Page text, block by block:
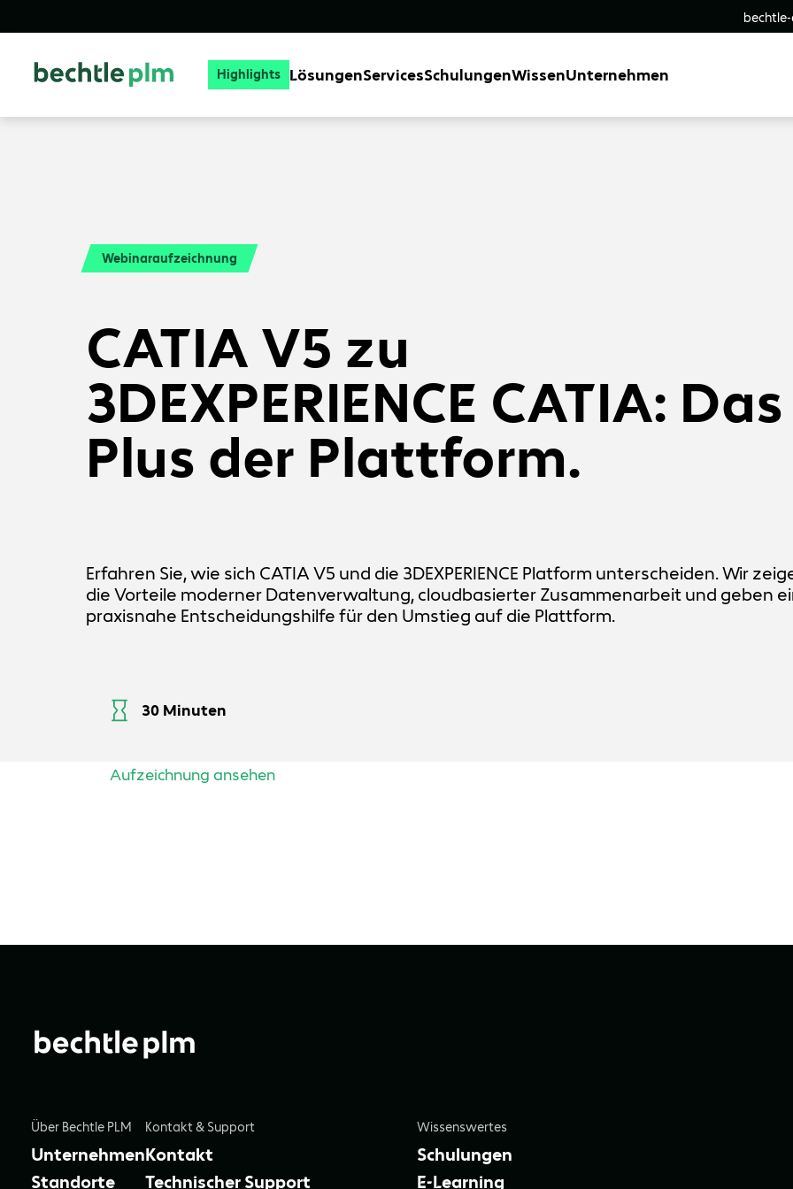
Highlights LösungenServicesSchulungenWissenUnternehmen
Webinaraufzeichnung
CATIA V5 zu
3DEXPERIENCE CATIA: Das
Plus der Plattform.
Erfahren Sie, wie sich CATIA V5 und die 3DEXPERIENCE Platform unterscheiden. Wir
die Vorteile moderner Datenverwaltung, cloudbasierter Zusammenarbeit und geben
praxisnahe Entscheidungshilfe für den Umstieg auf die Plattform.
30 Minuten
Aufzeichnung ansehen
Über Bechtle PLM
Unternehmen
Standorte
Kontakt & Support
Kontakt
Technischer Support
Wissenswertes
Schulungen
E-Learning